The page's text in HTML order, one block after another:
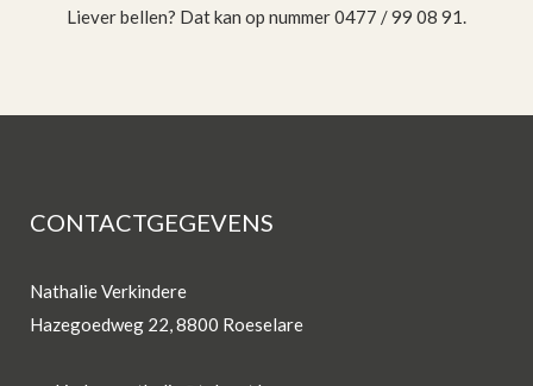
Liever bellen? Dat kan op nummer 0477 / 99 08 91.
CONTACTGEGEVENS
Nathalie Verkindere
Hazegoedweg 22, 8800 Roeselare